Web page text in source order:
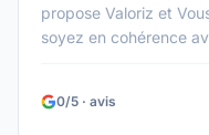
propose Valoriz et
soyez en cohérence
0/5 · avis